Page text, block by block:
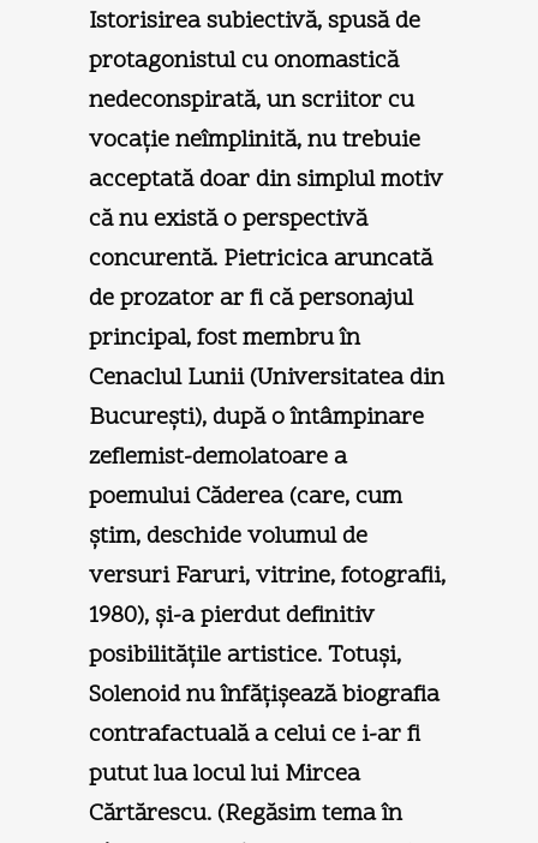
Istorisirea subiectivă, spusă de
protagonistul cu onomastică
nedeconspirată, un scriitor cu
vocaţie neîmplinită, nu trebuie
acceptată doar din simplul motiv
că nu există o perspectivă
concurentă. Pietricica aruncată
de prozator ar fi că personajul
principal, fost membru în
Cenaclul Lunii (Universitatea din
Bucureşti), după o întâmpinare
zeflemist-demolatoare a
poemului Căderea (care, cum
ştim, deschide volumul de
versuri Faruri, vitrine, fotografii,
1980), şi-a pierdut definitiv
posibilităţile artistice. Totuşi,
Solenoid nu înfăţişează biografia
contrafactuală a celui ce i-ar fi
putut lua locul lui Mircea
Cărtărescu. (Regăsim tema în